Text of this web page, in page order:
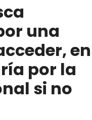
indígenas
una
en
por la
si no